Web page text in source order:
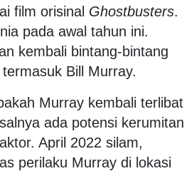
film orisinal Ghostbusters.
pada awal tahun ini.
kembali bintang-bintang
Bill Murray.
Murray kembali terlibat
ada potensi kerumitan
April 2022 silam,
perilaku Murray di lokasi